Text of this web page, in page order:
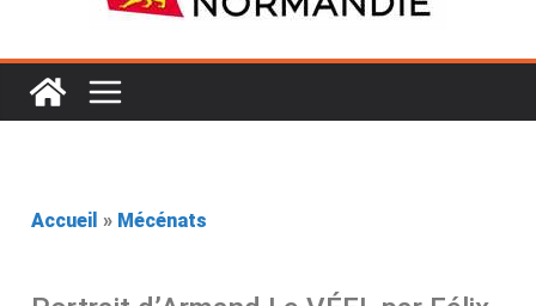
Accueil » Mécénats